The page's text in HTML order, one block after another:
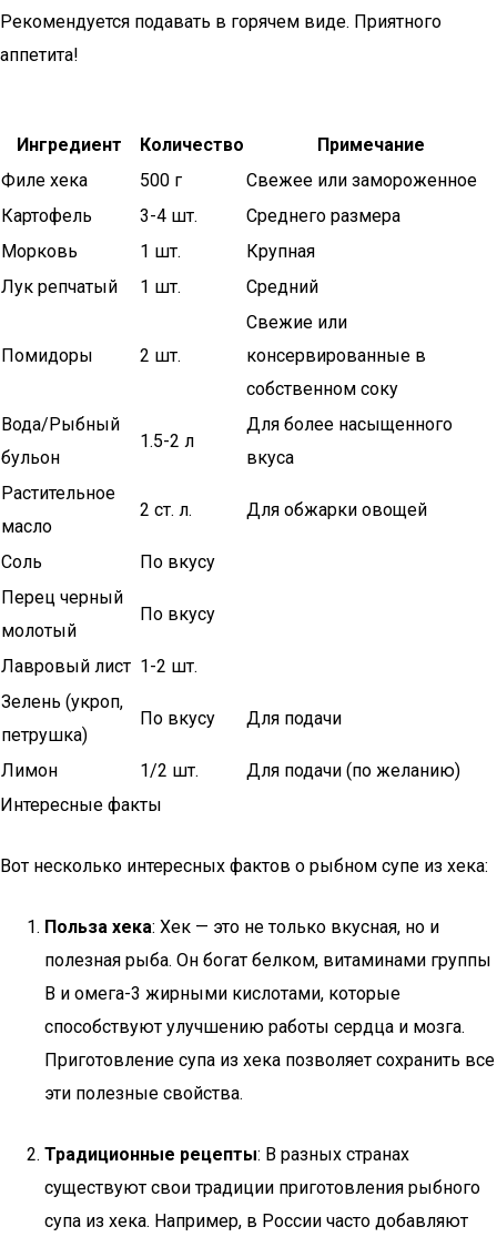
Рекомендуется подавать в горячем виде. Приятного
аппетита!
Ингредиент Количество
Примечание
Филе хека
500 г
Свежее или замороженное
Картофель
3-4 шт.
Среднего размера
Морковь
1 шт.
Крупная
Лук репчатый
1 шт. Средний
Помидоры 2 шт.
Свежие или
консервированные в
собственном соку
Вода/Рыбный
бульон
1.5-2 л
Для более насыщенного
вкуса
Растительное
масло
2 ст. л. Для обжарки овощей
Соль
По вкусу
Перец черный
молотый
По вкусу
Лавровый лист 1-2 шт.
Зелень (укроп,
петрушка)
По вкусу Для подачи
Лимон 1/2 шт.
Для подачи (по желанию)
Интересные факты
Вот несколько интересных фактов о рыбном супе из хека:
Польза хека: Хек — это не только вкусная, но и
полезная рыба. Он богат белком, витаминами группы
B и омега-3 жирными кислотами, которые
способствуют улучшению работы сердца и мозга.
Приготовление супа из хека позволяет сохранить все
эти полезные свойства.
Традиционные рецепты: В разных странах
существуют свои традиции приготовления рыбного
супа из хека. Например, в России часто добавляют